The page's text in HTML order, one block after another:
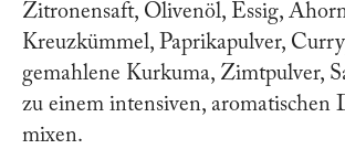
Zitronensaft, Olivenöl, Essig,
Kreuzkümmel, Paprikapulver,
gemahlene Kurkuma, Zimtpulver,
zu einem intensiven, aromatischen
mixen.